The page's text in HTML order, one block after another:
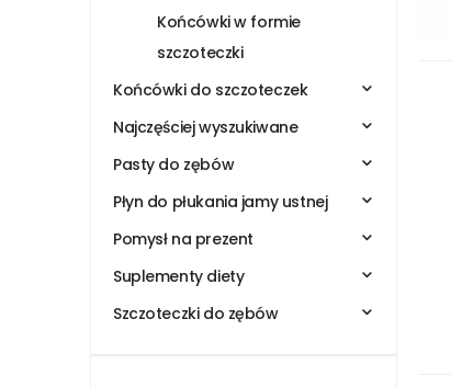
Końcówki w formie
szczoteczki
Końcówki do szczoteczek
Najczęściej wyszukiwane
Pasty do zębów
Płyn do płukania jamy ustnej
Pomysł na prezent
Suplementy diety
Szczoteczki do zębów